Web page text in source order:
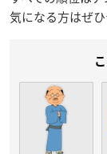
気になる方はぜ